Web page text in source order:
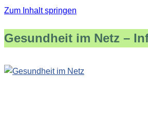
Zum Inhalt springen
Gesundheit im Netz –